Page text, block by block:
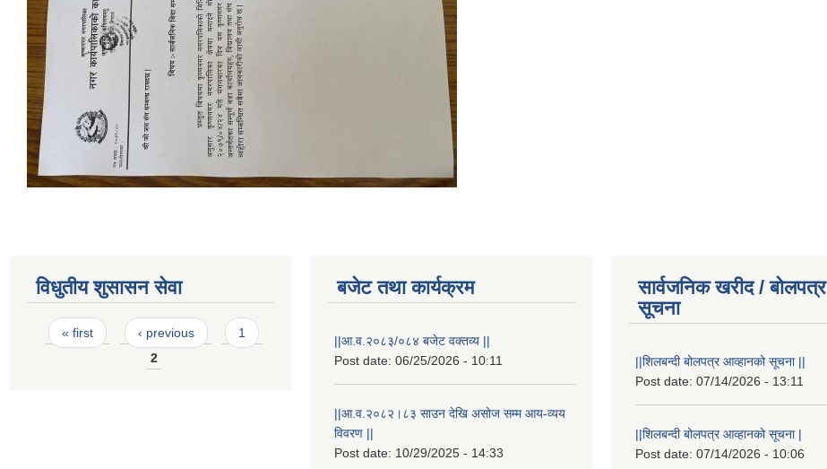
विधुतीय शुसासन सेवा
Pages
« first ‹ previous
1
2
बजेट तथा कार्यक्रम
||आ.व.२०८३/०८४ बजेट वक्तव्य ||
Post date: 06/25/2026 - 10:11
||आ.व.२०८२।८३ साउन देखि असोज सम्म आय-व्यय
विवरण ||
Post date: 10/29/2025 - 14:33
सार्वजनिक खरीद / बोलपत्र
सूचना
||शिलबन्दी बोलपत्र आव्हानको सूचना ||
Post date: 07/14/2026 - 13:11
||शिलबन्दी बोलपत्र आव्हानको सूचना |
Post date: 07/14/2026 - 10:06